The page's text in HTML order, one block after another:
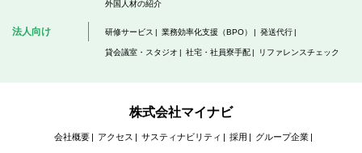
外国人材の紹介
法人向け 研修サービス 業務効率化支援（BPO） 発送代行
貸会議室・スタジオ 社宅・社員寮手配 リファレンスチェック
株式会社マイナビ
会社概要 アクセス サスティナビリティ 採用 グループ企業